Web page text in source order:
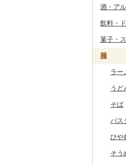
米
山
常
ー
地
鹿肉
馬肉
羊肉
カン
鴨肉
明太
その
貝
あ
し
鮮魚
マ
イ
イカ
イ
タ
海苔
海
干物
その
その
パン
りん
もも
メロ
梨
和
マン
みか
み
すい
キウ
柿（
トマ
玉ね
ねぎ
根菜
人
大
自
アス
豆
きの
その
卵
チー
ヨー
バタ
その
酒・ア
ビー
日本
大
吟
麦
米
梅酒
泡盛
ワイン
ウイ
リキ
甘酒
飲料・
水・
粉
茶
飲
静
果汁
紅茶
飲
その
菓子・
クッ
焼き
プリン
ゼリ
チョ
カス
麺
ラー
うど
そば
パス
ひや
そう